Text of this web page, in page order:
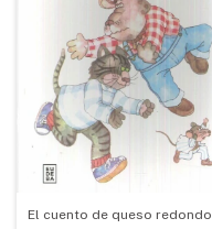
El cuento de queso redondo